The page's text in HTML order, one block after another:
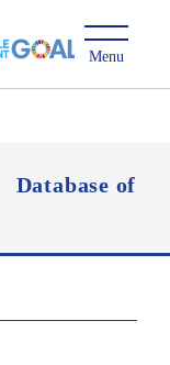
Database of